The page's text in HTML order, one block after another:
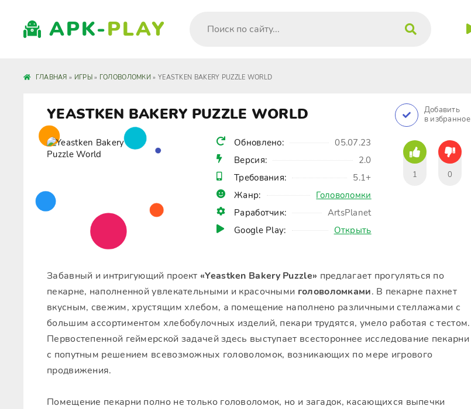
APK-PLAY
ГЛАВНАЯ » ИГРЫ» ГОЛОВОЛОМКИ » YEASTKEN BAKERY PUZZLE WORLD
YEASTKEN BAKERY PUZZLE WORLD
Обновлено:
05.07.23
Версия:
2.0
Требования:
5.1+
Жанр:
Головоломки
Раработчик:
ArtsPlanet
Google Play:
Открыть
Добавить
в избранное
1 0
Забавный и интригующий проект «Yeastken Bakery Puzzle» предлагает прогуляться по
пекарне, наполненной увлекательными и красочными головоломками. В пекарне пахнет
вкусным, свежим, хрустящим хлебом, а помещение наполнено различными стеллажами с
большим ассортиментом хлебобулочных изделий, пекари трудятся, умело работая с тестом.
Первостепенной геймерской задачей здесь выступает всестороннее исследование пекарни
с попутным решением всевозможных головоломок, возникающих по мере игрового
продвижения.
Помещение пекарни полно не только головоломок, но и загадок, касающихся выпечки